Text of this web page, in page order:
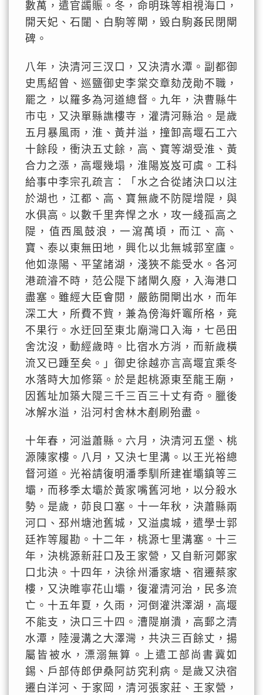
數萬，遣官蠲賑。冬，命明珠等相視海口，
開天妃、石闥、白駒等閘，毀白駒姦民閉閘
碑。
八年，決清河三汊口，又決清水潭。副都御
史馬紹曾、巡鹽御史李棠交章劾茂勛不職，
罷之，以羅多為河道總督。九年，決曹縣牛
市屯，又決單縣譙樓寺，灌清河縣治。是歲
五月暴風雨，淮、黃并溢，撞卸高堰石工六
十餘段，衝決五丈餘，高、寶等湖受淮、黃
合力之漲，高堰幾塌，淮陽岌岌可虞。工科
給事中李宗孔疏言：「水之合從諸決口以注
於湖也，江都、高、寶無歲不防隄增隄，與
水俱高。以數千里奔悍之水，攻一綫孤高之
隄，值西風鼓浪，一瀉萬頃，而江、高、
寶、泰以東無田地，興化以北無城郭室廬。
他如淥陽、平望諸湖，淺狹不能受水。各河
港疏濬不時，范公隄下諸閘久廢，入海港口
盡塞。雖經大臣會閱，嚴飭開閘出水，而年
深工大，所費不貲，兼為傍海奸竈所格，竟
不果行。水迂回至東北廟灣口入海，七邑田
舍沈沒，動經歲時。比宿水方消，而新歲橫
流又已踵至矣。」御史徐越亦言高堰宜乘冬
水落時大加修築。於是起桃源東至龍王廟，
因舊址加築大隄三千三百三十丈有奇。臘後
冰解水溢，沿河村舍林木剷刷殆盡。
十年春，河溢蕭縣。六月，決清河五堡、桃
源陳家樓。八月，又決七里溝。以王光裕總
督河道。光裕請復明潘季馴所建崔壩鎮等三
壩，而移季太壩於黃家嘴舊河地，以分殺水
勢。是歲，茆良口塞。十一年秋，決蕭縣兩
河口、邳州塘池舊城，又溢虞城，遣學士郭
廷祚等履勘。十二年，桃源七里溝塞。十三
年，決桃源新莊口及王家營，又自新河鄭家
口北決。十四年，決徐州潘家塘、宿遷蔡家
樓，又決睢寧花山壩，復灌清河治，民多流
亡。十五年夏，久雨，河倒灌洪澤湖，高堰
不能支，決口三十四。漕隄崩潰，高郵之清
水潭，陸漫溝之大澤灣，共決三百餘丈，揚
屬皆被水，漂溺無算。上遣工部尚書冀如
錫、戶部侍郎伊桑阿訪究利病。是歲又決宿
遷白洋河、于家岡，清河張家莊、王家營，